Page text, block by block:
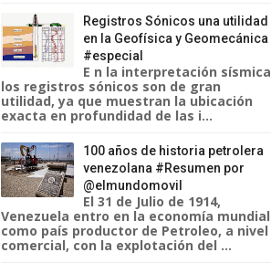
Registros Sónicos una utilidad
en la Geofísica y Geomecánica
#especial
E n la interpretación sísmica
los registros sónicos son de gran
utilidad, ya que muestran la ubicación
exacta en profundidad de las i...
100 años de historia petrolera
venezolana #Resumen por
@elmundomovil
El 31 de Julio de 1914,
Venezuela entro en la economía mundial
como país productor de Petroleo, a nivel
comercial, con la explotación del ...